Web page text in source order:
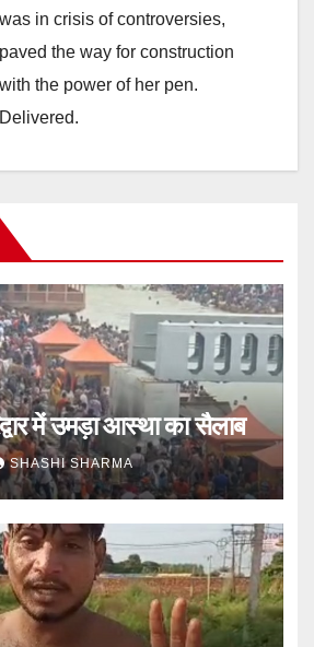
was in crisis of controversies,
paved the way for construction
with the power of her pen.
Delivered.
में उमड़ा आस्था का सैलाब
SHASHI SHARMA